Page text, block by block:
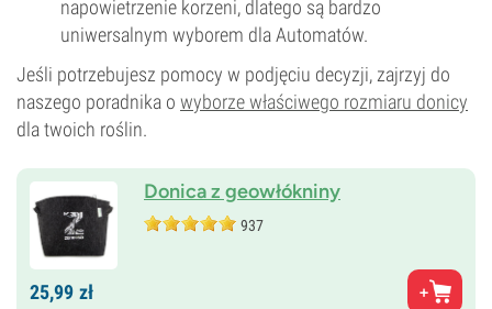
napowietrzenie korzeni, dlatego są bardzo
uniwersalnym wyborem dla Automatów.
Jeśli potrzebujesz pomocy w podjęciu decyzji, zajrzyj do
naszego poradnika o wyborze właściwego rozmiaru donicy
dla twoich roślin.
Donica z geowłókniny
937
25,99 zł